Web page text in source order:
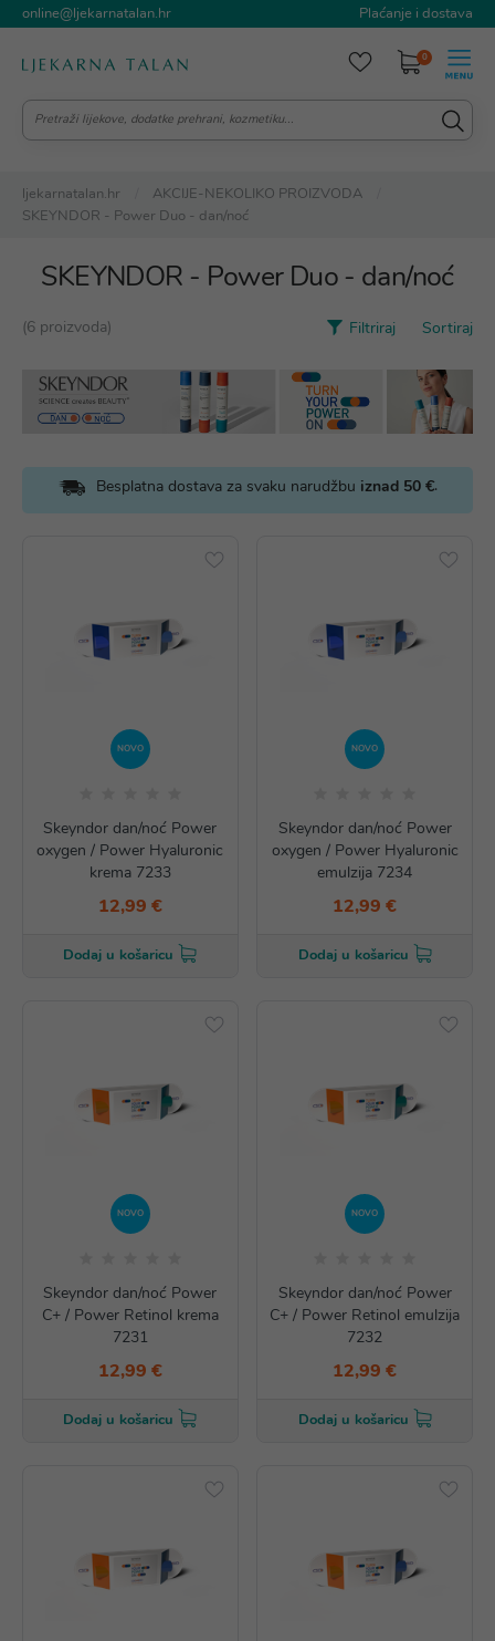
online@ljekarnatalan.hr Plaćanje i dostava
0
ljekarnatalan.hr
AKCIJE-NEKOLIKO PROIZVODA
SKEYNDOR - Power Duo - dan/noć
SKEYNDOR - Power Duo - dan/noć
(6 proizvoda) Filtriraj Sortiraj
Besplatna dostava za svaku narudžbu iznad 50 €.
NOVO
Skeyndor dan/noć Power
oxygen / Power Hyaluronic
krema 7233
12,99 €
Dodaj u košaricu
NOVO
Skeyndor dan/noć Power
oxygen / Power Hyaluronic
emulzija 7234
12,99 €
Dodaj u košaricu
NOVO
Skeyndor dan/noć Power
C+ / Power Retinol krema
7231
12,99 €
Dodaj u košaricu
NOVO
Skeyndor dan/noć Power
C+ / Power Retinol emulzija
7232
12,99 €
Dodaj u košaricu